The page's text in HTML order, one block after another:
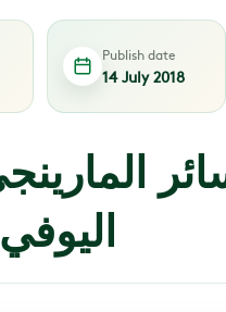
Publish date
14 July 2018